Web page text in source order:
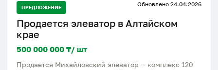
качества, COA, инвойс и полный пакет
сопроводительных
ПРЕДЛОЖЕНИЕ Обновлено 24.04.2026
Продается элеватор в Алтайском
крае
500 000 000 ₸/ шт
Продается Михайловский элеватор — комплекс 120